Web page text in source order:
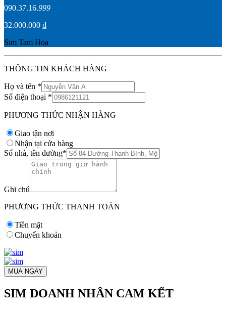
090.37.16.999
32.000.000 ₫
Sim Tam Hoa
THÔNG TIN KHÁCH HÀNG
Họ và tên *
Số điện thoại *
PHƯƠNG THỨC NHẬN HÀNG
Giao tận nơi
Nhận tại cửa hàng
Số nhà, tên đường*
Ghi chú
PHƯƠNG THỨC THANH TOÁN
Tiền mặt
Chuyển khoản
MUA NGAY
SIM DOANH NHÂN CAM KẾT